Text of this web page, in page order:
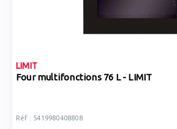
LIMIT
Four multifonctions 76 L - LIMIT
Réf : 5419980408808